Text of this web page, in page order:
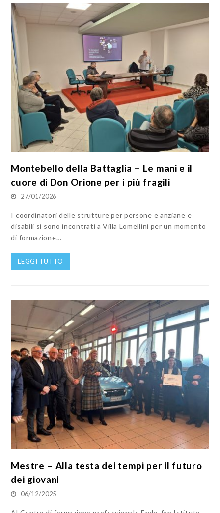
Montebello della Battaglia – Le mani e il
cuore di Don Orione per i più fragili
27/01/2026
I coordinatori delle strutture per persone e anziane e
disabili si sono incontrati a Villa Lomellini per un momento
di formazione…
LEGGI TUTTO
Mestre – Alla testa dei tempi per il futuro
dei giovani
06/12/2025